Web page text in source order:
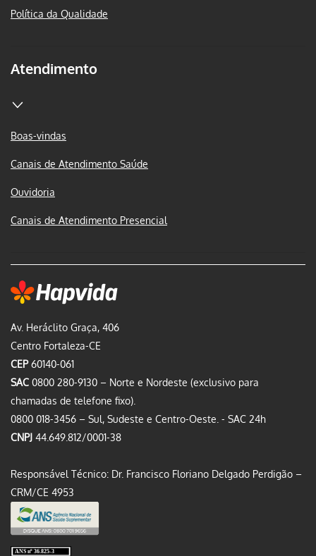
Av. Heráclito Graça, 406
Centro Fortaleza-CE
CEP60140-061
SAC 0800 280-9130 – Norte e Nordeste (exclusivo para
chamadas de telefone fixo).
0800 018-3456 – Sul, Sudeste e Centro-Oeste. - SAC 24h
CNPJ 44.649.812/0001-38
Responsável Técnico: Dr. Francisco Floriano Delgado Perdigão –
CRM/CE 4953
Política da Qualidade
Atendimento
Boas-vindas
Canais de Atendimento Saúde
Ouvidoria
Canais de Atendimento Presencial